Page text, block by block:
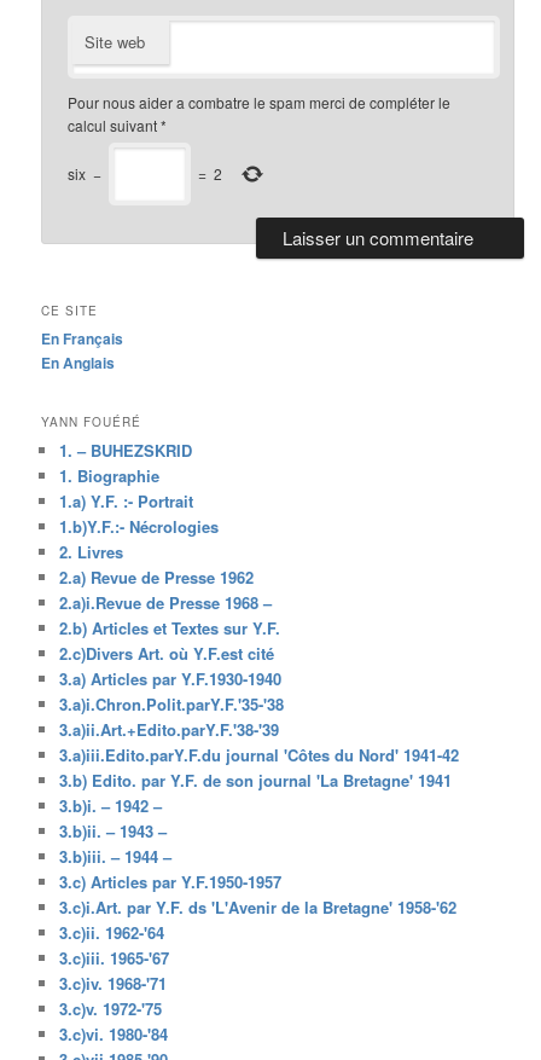
Site web
Pour nous aider a combatre le spam merci de compléter le
calcul suivant*
six − = 2
CE SITE
En Français
En Anglais
YANN FOUÉRÉ
1. – BUHEZSKRID
1. Biographie
1.a) Y.F. :- Portrait
1.b)Y.F.:- Nécrologies
2. Livres
2.a) Revue de Presse 1962
2.a)i.Revue de Presse 1968 –
2.b) Articles et Textes sur Y.F.
2.c)Divers Art. où Y.F.est cité
3.a) Articles par Y.F.1930-1940
3.a)i.Chron.Polit.parY.F.'35-'38
3.a)ii.Art.+Edito.parY.F.'38-'39
3.a)iii.Edito.parY.F.du journal 'Côtes du Nord' 1941-42
3.b) Edito. par Y.F. de son journal 'La Bretagne' 1941
3.b)i. – 1942 –
3.b)ii. – 1943 –
3.b)iii. – 1944 –
3.c) Articles par Y.F.1950-1957
3.c)i.Art. par Y.F. ds 'L'Avenir de la Bretagne' 1958-'62
3.c)ii. 1962-'64
3.c)iii. 1965-'67
3.c)iv. 1968-'71
3.c)v. 1972-'75
3.c)vi. 1980-'84